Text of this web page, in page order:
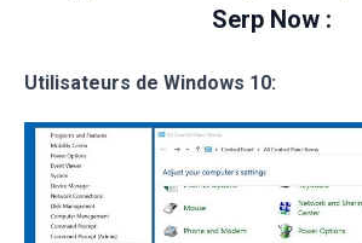
Serp Now :
Utilisateurs de Windows 10: